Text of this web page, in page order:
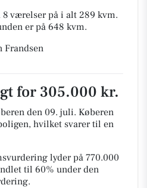
værelser på i alt 289 kvm.
er på 648 kvm.
Frandsen
for 305.000 kr.
den 09. juli. Køberen
hvilket svarer til en
lyder på 770.000
til 60% under den